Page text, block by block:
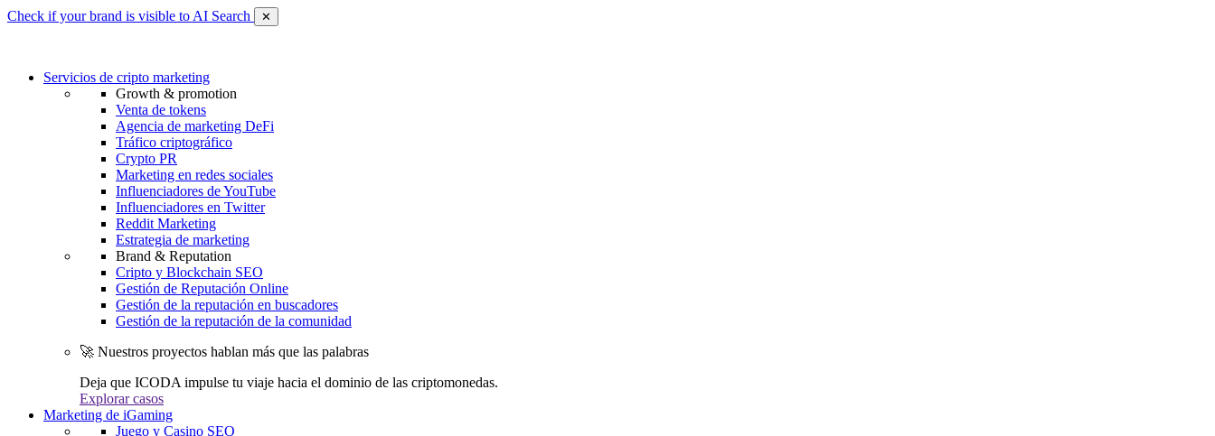
Check if your brand is visible to AI Search ✕
Servicios de cripto marketing
Growth & promotion
Venta de tokens
Agencia de marketing DeFi
Tráfico criptográfico
Crypto PR
Marketing en redes sociales
Influenciadores de YouTube
Influenciadores en Twitter
Reddit Marketing
Estrategia de marketing
Brand & Reputation
Cripto y Blockchain SEO
Gestión de Reputación Online
Gestión de la reputación en buscadores
Gestión de la reputación de la comunidad
🚀 Nuestros proyectos hablan más que las palabras
Deja que ICODA impulse tu viaje hacia el dominio de las criptomonedas.
Explorar casos
Marketing de iGaming
Juego y Casino SEO